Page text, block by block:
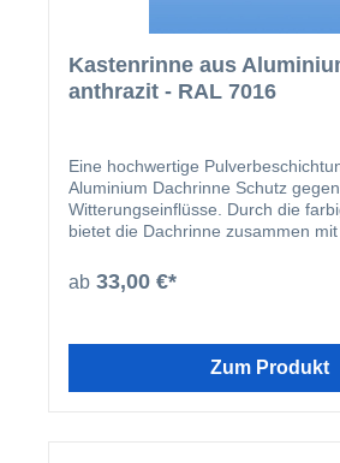
Kastenrinne aus
anthrazit - RAL 7016
Eine hochwertige
Aluminium Dachrinne Schutz gegen
Witterungseinflüsse. Durch die
bietet die Dachrinne zusammen
homogenes Gesamtbild.
ab 33,00 €*
Zum Produkt